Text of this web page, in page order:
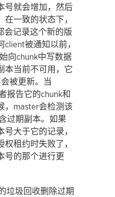
号就会增加，然后
一致的状态下，
会记录这个新的版
被通知以前，
向chunk中写数据
本当前不可用，它
被更新。当
报告它的chunk和
，master会检测该
过期副本。如果
号大于它的记录，
权租约时失败了，
号的那个进行更
垃圾回收删除过期